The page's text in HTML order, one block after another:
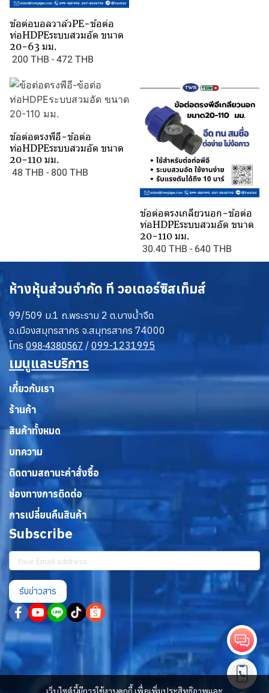
ข้อต่อบอลวาล์วPE-ข้อต่อ
ท่อHDPEระบบสวมอัด ขนาด
20-63 มม.
200 THB - 472 THB
ข้อต่อตรงพีอี-ข้อต่อ
ท่อHDPEระบบสวมอัด ขนาด
20-110 มม.
48 THB - 800 THB
ข้อต่อตรงเกลียวนอก-ข้อต่อ
ท่อHDPEระบบสวมอัด ขนาด
20-110 มม.
30.40 THB - 640 THB
เว็บไซต์นี้มีการใช้งานคุกกี้ เพื่อเพิ่มประสิทธิภาพและ
ห้างหุ้นส่วนจำกัด ที วอเตอร์ซิสเท็มส์
99/509 ม.1 ถ.พระราม 2 ต.บางน้ำจืด
อ.เมืองสมุทรสาคร จ.สมุทรสาคร 74000
โทร098-4380567 / 099-1231995
เมนูและบริการ
เกี่ยวกับเรา
ร้านค้า
สินค้าทั้งหมด
บทความ
ติดตามสถานะคำสั่งซื้อ
ช่องทางการติดต่อ
การเปลี่ยนคืนสินค้า
Subscribe
รับข่าวสาร